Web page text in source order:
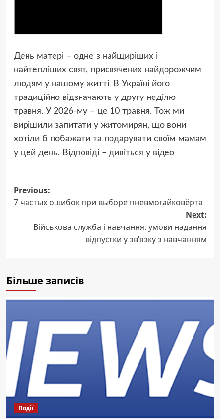
День матері – одне з найщиріших і
найтепліших свят, присвячених найдорожчим
людям у нашому житті. В Україні його
традиційно відзначають у другу неділю
травня. У 2026-му – це 10 травня. Тож ми
вирішили запитати у житомирян, що вони
хотіли б побажати та подарувати своїм мамам
у цей день. Відповіді – дивіться у відео
Post
navigation
Previous:
7 частых ошибок при выборе пневмогайковёрта
Next:
Військова служба і навчання: умови надання
відпустки у зв’язку з навчанням
Більше записів
Події